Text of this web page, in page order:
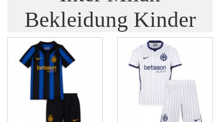
Bekleidung Kinder